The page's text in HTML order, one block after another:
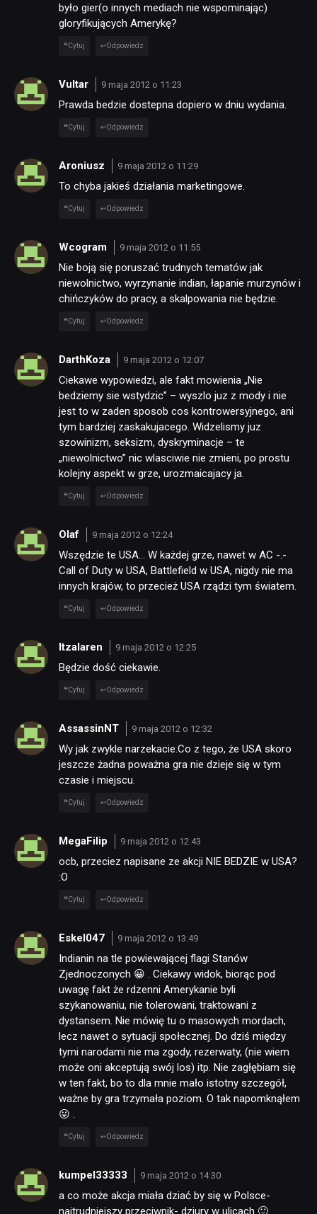
NEWSY
RECENZJE
PUBLICYSTYKA
RETRO
TECHNOLOGIE
DYSKUSJE
JUŻ GRALIŚMY
SKLEP
było gier(o innych mediach nie wspominając)
gloryfikujących Amerykę?
Cytuj Odpowiedz
Vultar 9 maja 2012 o 11:23
Prawda bedzie dostepna dopiero w dniu wydania.
Cytuj Odpowiedz
Aroniusz 9 maja 2012 o 11:29
To chyba jakieś działania marketingowe.
Cytuj Odpowiedz
Wcogram 9 maja 2012 o 11:55
Nie boją się poruszać trudnych tematów jak
niewolnictwo, wyrzynanie indian, łapanie murzynów i
chińczyków do pracy, a skalpowania nie będzie.
Cytuj Odpowiedz
DarthKoza 9 maja 2012 o 12:07
Ciekawe wypowiedzi, ale fakt mowienia „Nie
bedziemy sie wstydzic” – wyszlo juz z mody i nie
jest to w zaden sposob cos kontrowersyjnego, ani
tym bardziej zaskakujacego. Widzelismy juz
szowinizm, seksizm, dyskryminacje – te
„niewolnictwo” nic wlasciwie nie zmieni, po prostu
kolejny aspekt w grze, urozmaicajacy ja.
Cytuj Odpowiedz
Olaf 9 maja 2012 o 12:24
Wszędzie te USA… W każdej grze, nawet w AC -.-
Call of Duty w USA, Battlefield w USA, nigdy nie ma
innych krajów, to przecież USA rządzi tym światem.
Cytuj Odpowiedz
Itzalaren 9 maja 2012 o 12:25
Będzie dość ciekawie.
Cytuj Odpowiedz
AssassinNT 9 maja 2012 o 12:32
Wy jak zwykle narzekacie.Co z tego, że USA skoro
jeszcze żadna poważna gra nie dzieje się w tym
czasie i miejscu.
Cytuj Odpowiedz
MegaFilip 9 maja 2012 o 12:43
ocb, przeciez napisane ze akcji NIE BEDZIE w USA?
:O
Cytuj Odpowiedz
Eskel047 9 maja 2012 o 13:49
Indianin na tle powiewającej flagi Stanów
Zjednoczonych 😀 . Ciekawy widok, biorąc pod
uwagę fakt że rdzenni Amerykanie byli
szykanowaniu, nie tolerowani, traktowani z
dystansem. Nie mówię tu o masowych mordach,
lecz nawet o sytuacji społecznej. Do dziś między
tymi narodami nie ma zgody, rezerwaty, (nie wiem
może oni akceptują swój los) itp. Nie zagłębiam się
w ten fakt, bo to dla mnie mało istotny szczegół,
ważne by gra trzymała poziom. O tak napomknąłem
😛 .
Cytuj Odpowiedz
kumpel33333 9 maja 2012 o 14:30
a co może akcja miała dziać by się w Polsce-
najtrudniejszy przeciwnik- dziury w ulicach 🙂